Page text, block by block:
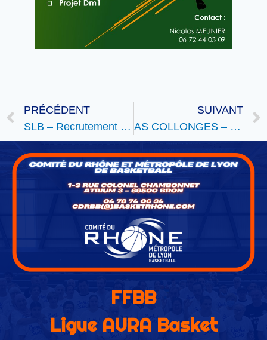
PRÉCÉDENT
SLB – Recrutement coach RM3
SUIVANT
AS COLLONGES – Recherche Joueurs
FFBB
Ligue AURA Basket